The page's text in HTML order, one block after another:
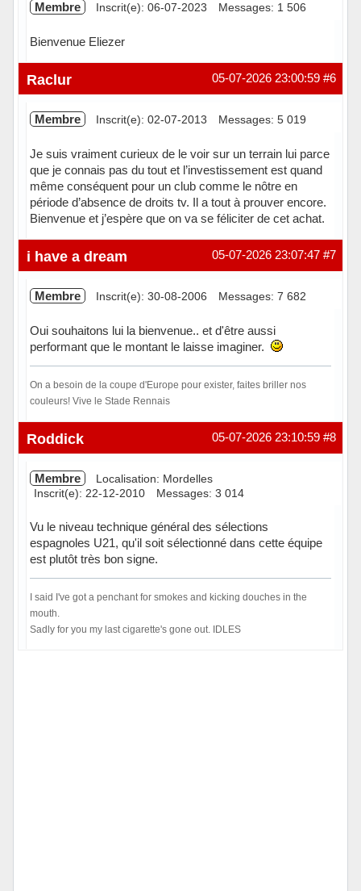
Membre Inscrit(e): 06-07-2023 Messages: 1 506
Bienvenue Eliezer
Hors ligne #6
05-07-2026 23:00:59
Raclur
Membre Inscrit(e): 02-07-2013 Messages: 5 019
Je suis vraiment curieux de le voir sur un terrain lui parce
que je connais pas du tout et l’investissement est quand
même conséquent pour un club comme le nôtre en
période d’absence de droits tv. Il a tout à prouver encore.
Bienvenue et j’espère que on va se féliciter de cet achat.
Hors ligne #7
05-07-2026 23:07:47
i have a dream
Membre Inscrit(e): 30-08-2006 Messages: 7 682
Oui souhaitons lui la bienvenue.. et d'être aussi
performant que le montant le laisse imaginer.
On a besoin de la coupe d'Europe pour exister, faites briller nos
couleurs! Vive le Stade Rennais
Hors ligne #8
05-07-2026 23:10:59
Roddick
Membre
Localisation: Mordelles
Inscrit(e): 22-12-2010
Messages: 3 014
Vu le niveau technique général des sélections
espagnoles U21, qu'il soit sélectionné dans cette équipe
est plutôt très bon signe.
I said I've got a penchant for smokes and kicking douches in the
mouth.
Sadly for you my last cigarette's gone out. IDLES